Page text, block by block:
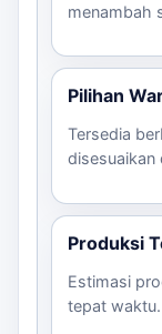
menambah
Pilihan
Tersedia
disesuaikan
Produksi
Estimasi
tepat waktu.